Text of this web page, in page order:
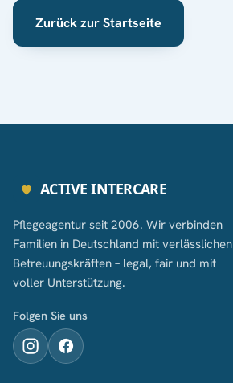
Zurück zur Startseite
ACTIVE INTERCARE
Pflegeagentur seit 2006. Wir verbinden
Familien in Deutschland mit verlässlichen
Betreuungskräften – legal, fair und mit
voller Unterstützung.
Folgen Sie uns